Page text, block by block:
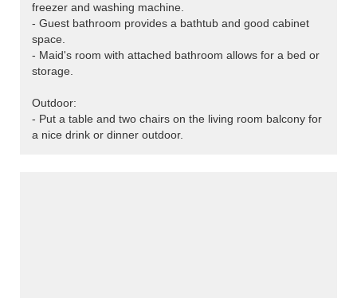
freezer and washing machine.
- Guest bathroom provides a bathtub and good cabinet
space.
- Maid's room with attached bathroom allows for a bed or
storage.
Outdoor:
- Put a table and two chairs on the living room balcony for
a nice drink or dinner outdoor.